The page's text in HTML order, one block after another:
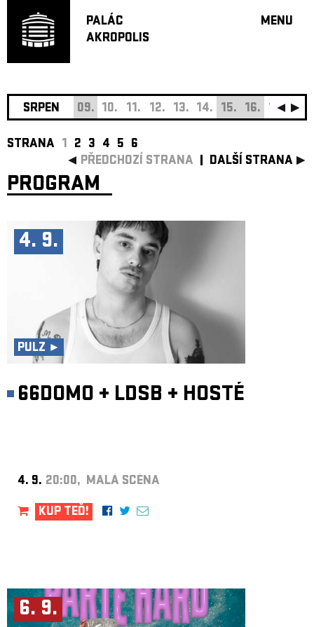
PALÁC
AKROPOLIS
MENU
JAZZ
HUDBA
SRPEN 09. 10. 11. 12. 13. 14. 15. 16. 17. 18.
STRANA 1 2 3 4 5 6
PŘEDCHOZÍ STRANA
DALŠÍ STRANA
PROGRAM
4. 9.
PULZ ►
66DOMO + LDSB + HOSTÉ
4. 9. 20:00, MALÁ SCÉNA
KUP TEĎ!
6. 9.